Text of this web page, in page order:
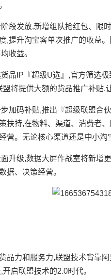
发放,新增组队抢红包、限
,提升淘宝客单次推广的收益
收益。
IP『超级U选』,官方筛选极
将提供大额的货品推广补贴,
码补贴,推出『超级联盟合
扶持,在物料、渠道、消费者
营。无论核心渠道还是中小淘
级,数据大屏作战室将新增
据、决策经营。
力和服务力,联盟技术背靠阿
启联盟技术的2.0时代。